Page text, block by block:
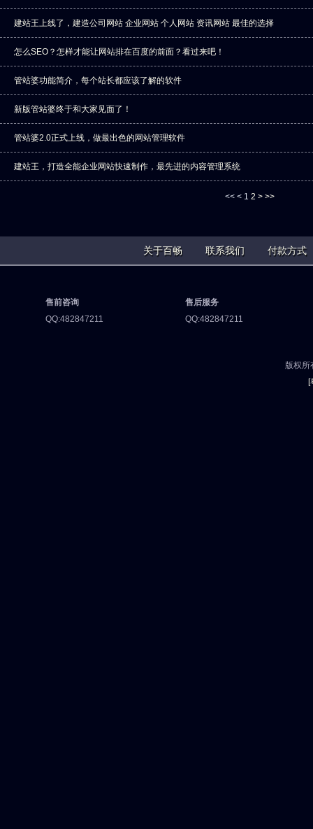
建站王上线了，建造公司网站 企业网站 个人网站 资讯网站 最佳的选择
怎么SEO？怎样才能让网站排在百度的前面？看过来吧！
管站婆功能简介，每个站长都应该了解的软件
新版管站婆终于和大家见面了！
管站婆2.0正式上线，做最出色的网站管理软件
建站王，打造全能企业网站快速制作，最先进的内容管理系统
<< < 1 2 > >>
关于百畅 联系我们 付款方式
售前咨询
QQ:482847211
售后服务
QQ:482847211
版权
[